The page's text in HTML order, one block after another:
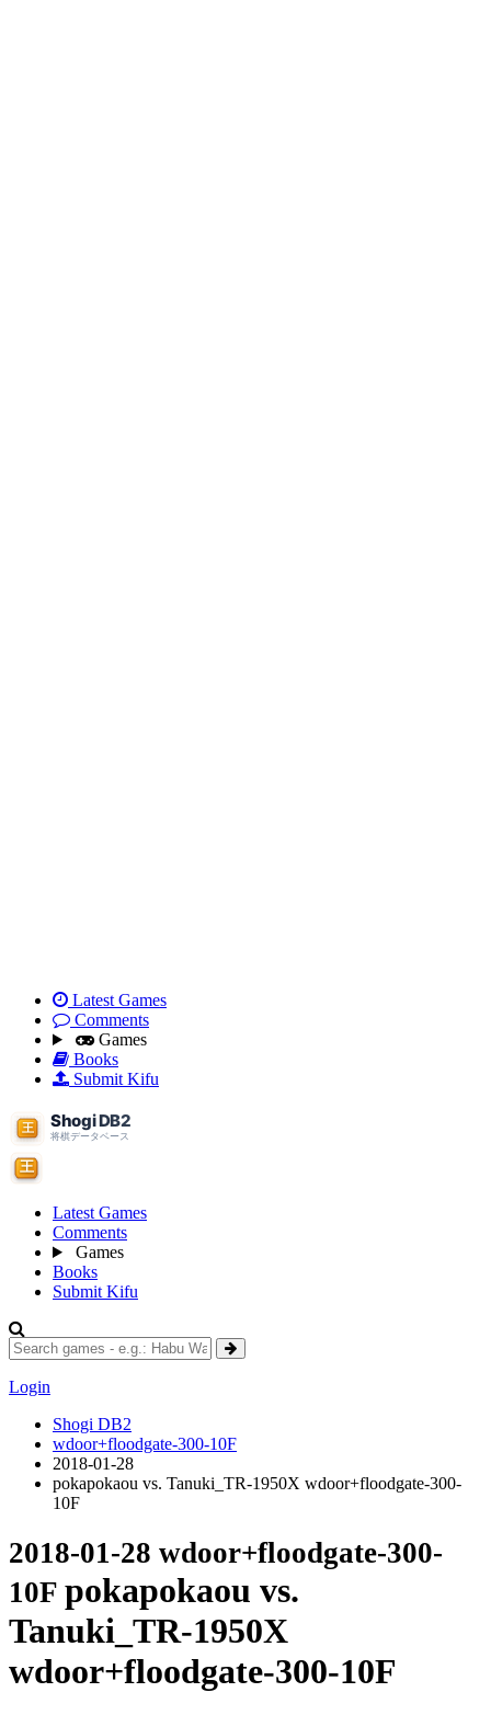
Latest Games
Comments
Games
Books
Submit Kifu
Latest Games
Comments
Games
Books
Submit Kifu
Login
Shogi DB2
wdoor+floodgate-300-10F
2018-01-28
pokapokaou vs. Tanuki_TR-1950X wdoor+floodgate-300-
10F
2018-01-28 wdoor+floodgate-300-
10F pokapokaou vs.
Tanuki_TR-1950X
wdoor+floodgate-300-10F